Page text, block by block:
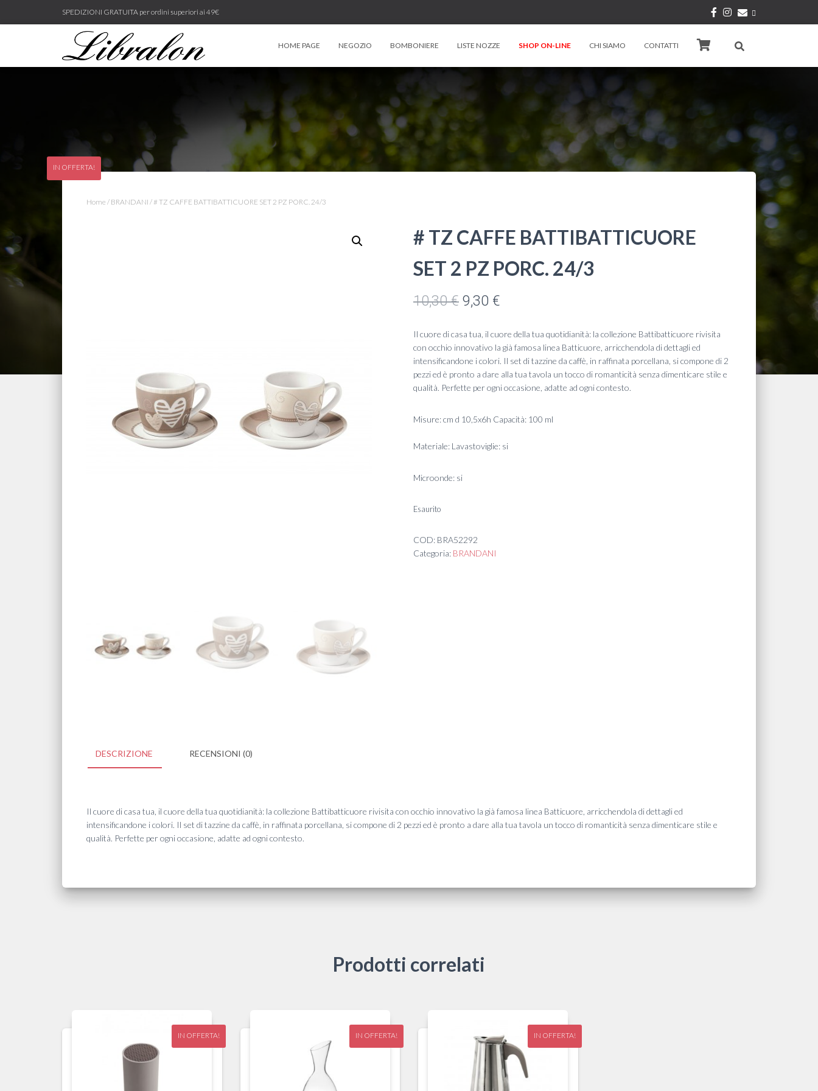
SPEDIZIONI GRATUITA per ordini superiori ai 49€
HOME PAGE NEGOZIO BOMBONIERE LISTE NOZZE SHOP ON-LINE CHI SIAMO CONTATTI
Home / BRANDANI / # TZ CAFFE BATTIBATTICUORE SET 2 PZ PORC. 24/3
IN OFFERTA!
# TZ CAFFE BATTIBATTICUORE
SET 2 PZ PORC. 24/3
10,30€ Il
originale
era:
10,30 €.
9,30 €
attuale
è:
9,30 €.
Il cuore di casa tua, il cuore della tua quotidianità: la collezione Battibatticuore rivisita
con occhio innovativo la già famosa linea Batticuore, arricchendola di dettagli ed
intensificandone i colori. Il set di tazzine da caffè, in raffinata porcellana, si compone di 2
pezzi ed è pronto a dare alla tua tavola un tocco di romanticità senza dimenticare stile e
qualità. Perfette per ogni occasione, adatte ad ogni contesto.
Misure: cm d 10,5x6h Capacità: 100 ml
Materiale: Lavastoviglie: si
Microonde: si
Esaurito
COD: BRA52292
Categoria: BRANDANI
DESCRIZIONE RECENSIONI (0)
Il cuore di casa tua, il cuore della tua quotidianità: la collezione Battibatticuore rivisita con occhio innovativo la già famosa linea Batticuore, arricchendola di dettagli ed
intensificandone i colori. Il set di tazzine da caffè, in raffinata porcellana, si compone di 2 pezzi ed è pronto a dare alla tua tavola un tocco di romanticità senza dimenticare stile e
qualità. Perfette per ogni occasione, adatte ad ogni contesto.
Prodotti correlati
IN OFFERTA! IN OFFERTA! IN OFFERTA!